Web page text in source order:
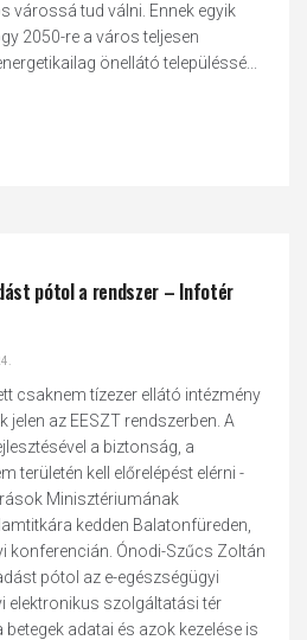
várossá tud válni. Ennek egyik
2050-re a város teljesen
önellátó településsé...
pótol a rendszer – Infotér
csaknem tízezer ellátó intézmény
az EESZT rendszerben. A
a biztonság, a
területén kell előrelépést elérni -
Minisztériumának
kedden Balatonfüreden,
konferencián. Ónodi-Szűcs Zoltán
pótol az e-egészségügyi
elektronikus szolgáltatási tér
betegek adatai és azok kezelése is